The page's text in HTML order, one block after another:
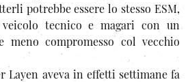
potrebbe essere lo stesso ESM,
tecnico e magari con un
meno compromesso col vecchio
Layen aveva in effetti settimane fa